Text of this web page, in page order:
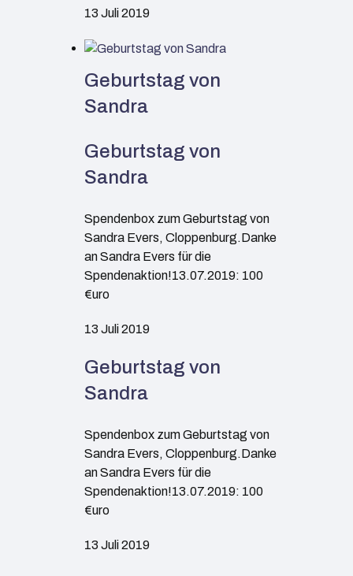
13 Juli 2019
Geburtstag von
Sandra
Geburtstag von
Sandra
Spendenbox zum Geburtstag von
Sandra Evers, Cloppenburg.Danke
an Sandra Evers für die
Spendenaktion!13.07.2019: 100
€uro
13 Juli 2019
Geburtstag von
Sandra
Spendenbox zum Geburtstag von
Sandra Evers, Cloppenburg.Danke
an Sandra Evers für die
Spendenaktion!13.07.2019: 100
€uro
13 Juli 2019